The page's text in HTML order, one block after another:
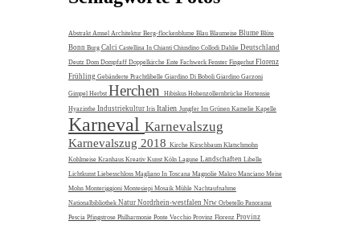
Abstrakt Amsel Architektur Berg-flockenblume Blau Blaumeise Blume Blüte
Bonn Burg Calci Castellina In Chianti Chiusdino Collodi Dahlie Deutschland
Deutz Dom Dompfaff Doppelkirche Ente Fachwerk Fenster Fingerhut Florenz
Frühling Gebänderte Prachtlibelle Giardino Di Boboli Giardino Garzoni
Gimpel Herbst Herchen Hibiskus Hohenzollernbrücke Hortensie
Hyazinthe Industriekultur Iris Italien Jungfer Im Grünen Kamelie Kapelle
Karneval Karnevalszug
Karnevalszug 2018 Kirche Kirschbaum Klatschmohn
Kohlmeise Kranhaus Kreativ Kunst Köln Lagune Landschaften Libelle
Lichtkunst Liebesschloss Magliano In Toscana Magnolie Makro Manciano Meise
Mohn Monteriggioni Montesiepi Mosaik Mühle Nachtaufnahme
Nationalbibliothek Natur Nordrhein-westfalen Nrw Orbetello Panorama
Pescia Pfingstrose Philharmonie Ponte Vecchio Provinz Florenz Provinz